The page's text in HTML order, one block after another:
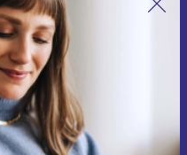
infos de refurbed
offre.